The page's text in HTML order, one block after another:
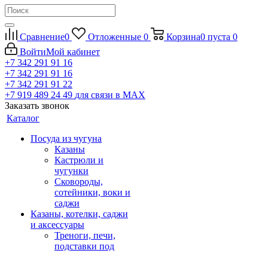
Сравнение0 Отложенные 0 Корзина0 пуста 0
ВойтиМой кабинет
+7 342 291 91 16
+7 342 291 91 16
+7 342 291 91 22
+7 919 489 24 49 для связи в МАХ
Заказать звонок
Каталог
Посуда из чугуна
Казаны
Кастрюли и
чугунки
Сковороды,
сотейники, воки и
саджи
Казаны, котелки, саджи
и аксессуары
Треноги, печи,
подставки под